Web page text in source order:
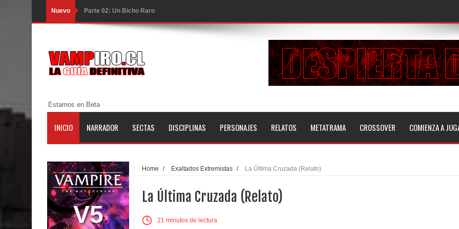
Nuevo Parte 02: Un Bicho Raro
Parte 01: Una Misión de Locos
Parte 03: Forastero en Tierra Muerta
Parte 10: El Secreto
Parte 06: El Trato con los Muertos
Parte 05: Sitiados
Parte 04: Se Descubre el Pastel
Parte 03: Una Piraña en el Bidé
Estamos en Beta
INICIO NARRADOR SECTAS DISCIPLINAS PERSONAJES RELATOS METATRAMA CROSSOVER COMIENZA A
V5
Home / Exaltados Extremistas / La Última Cruzada (Relato)
La Última Cruzada (Relato)
21 minutos de lectura